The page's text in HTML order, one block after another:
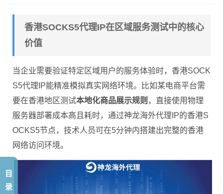
香港SOCKS5代理IP在区域服务测试中的核心
价值
当企业需要验证特定区域用户的服务体验时，香港SOCK
S5代理IP能精准模拟真实网络环境。比如某电商平台需
要在香港地区测试本地化商品展示规则 ，直接使用物理
服务器部署成本高且耗时，通过神龙海外代理IP的香港S
OCKS5节点，技术人员可在5分钟内搭建出完整的香港
网络访问环境。
目
录